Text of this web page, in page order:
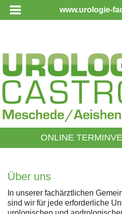
www.urologie-
ONLINE
Über uns
In unserer fachärztlichen
sind wir für jede erforderliche